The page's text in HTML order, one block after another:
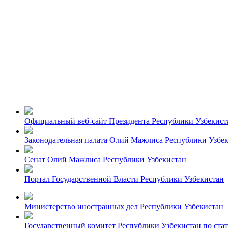
Официальный веб-сайт Президента Республики
Законодательная палата Олий Мажлиса Республики
Сенат Олий Мажлиса Республики Узбекистан
Портал Государственной Власти Республики Узбекистан
Министерство иностранных дел Республики Узбекистан
Государственный комитет Республики Узбекистан по